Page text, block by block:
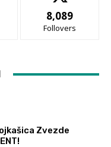
8,089
Follovers
Zvezde